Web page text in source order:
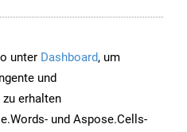
unter Dashboard, um
und
erhalten
und Aspose.Cells-